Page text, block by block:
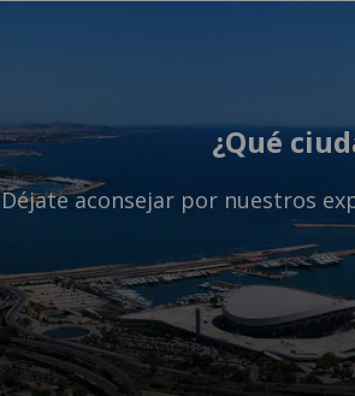
¿Qué
Déjate aconsejar por nuestros